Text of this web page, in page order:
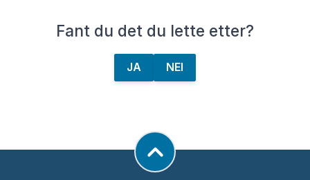
Fant du det du lette etter?
JA NEI